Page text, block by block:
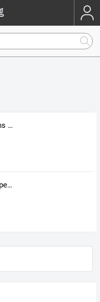
Un Arc En Ciel Dans Le Lavabo
Un titre... euh... je peux réfléchir ?